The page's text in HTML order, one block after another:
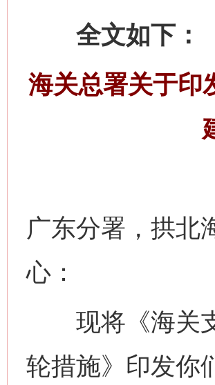
全文如下：
海关总署关于印
广东分署，拱北
心：
现将《海关支
轮措施》印发你